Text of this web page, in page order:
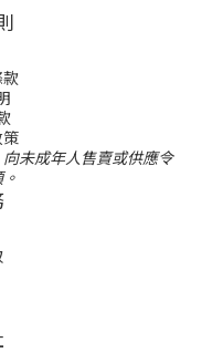
未成年人售賣或供應令